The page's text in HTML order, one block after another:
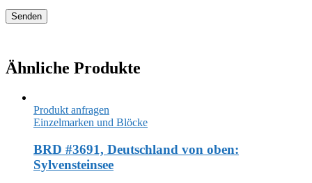
Ähnliche Produkte
Produkt anfragen
Einzelmarken und Blöcke
BRD #3691, Deutschland von oben:
Sylvensteinsee